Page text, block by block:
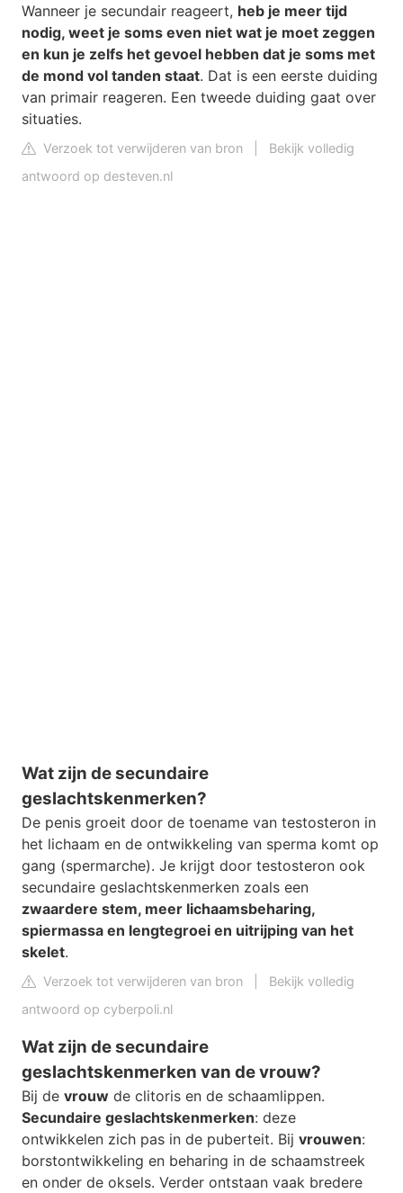
Wanneer je secundair reageert, heb je meer tijd
nodig, weet je soms even niet wat je moet zeggen
en kun je zelfs het gevoel hebben dat je soms met
de mond vol tanden staat. Dat is een eerste duiding
van primair reageren. Een tweede duiding gaat over
situaties.
Verzoek tot verwijderen van bron
Bekijk volledig
antwoord op desteven.nl
Wat zijn de secundaire
geslachtskenmerken?
De penis groeit door de toename van testosteron in
het lichaam en de ontwikkeling van sperma komt op
gang (spermarche). Je krijgt door testosteron ook
secundaire geslachtskenmerken zoals een
zwaardere stem, meer lichaamsbeharing,
spiermassa en lengtegroei en uitrijping van het
skelet.
Verzoek tot verwijderen van bron
Bekijk volledig
antwoord op cyberpoli.nl
Wat zijn de secundaire
geslachtskenmerken van de vrouw?
Bij de vrouw de clitoris en de schaamlippen.
Secundaire geslachtskenmerken: deze
ontwikkelen zich pas in de puberteit. Bij vrouwen:
borstontwikkeling en beharing in de schaamstreek
en onder de oksels. Verder ontstaan vaak bredere